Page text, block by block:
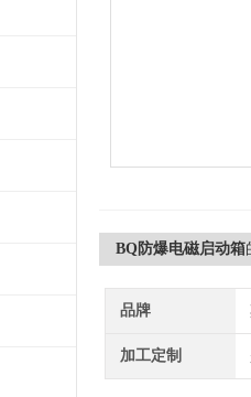
BQ防爆电磁启动箱
品牌
加工定制